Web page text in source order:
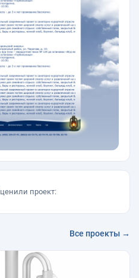
проект:
Все проекты →